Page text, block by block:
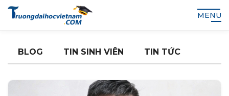
MENU
BLOG TIN SINH VIÊN TIN TỨC